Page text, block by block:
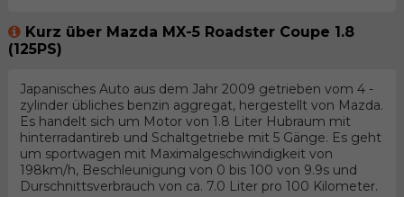
Kurz über Mazda MX-5 Roadster Coupe 1.8
(125PS)
Japanisches Auto aus dem Jahr 2009 getrieben vom 4 -
zylinder übliches benzin aggregat, hergestellt von Mazda.
Es handelt sich um Motor von 1.8 Liter Hubraum mit
hinterradantireb und Schaltgetriebe mit 5 Gänge. Es geht
um sportwagen mit Maximalgeschwindigkeit von
198km/h, Beschleunigung von 0 bis 100 von 9.9s und
Durschnittsverbrauch von ca. 7.0 Liter pro 100 Kilometer.